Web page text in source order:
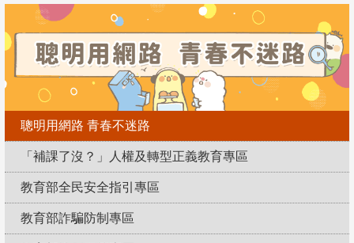
聰明用網路 青春不迷路
「補課了沒？」人權及轉型正義教育專區
教育部全民安全指引專區
教育部詐騙防制專區